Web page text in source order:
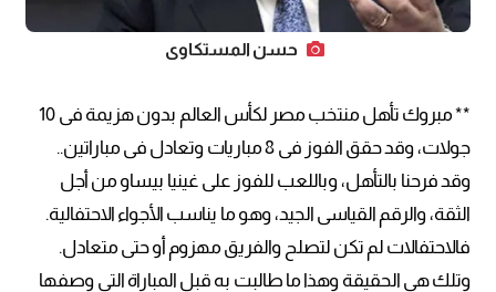
حسن المستكاوي
** مبروك تأهل منتخب مصر لكأس العالم بدون هزيمة فى 10
جولات، وقد حقق الفوز فى 8 مباريات وتعادل فى مباراتين..
وقد فرحنا بالتأهل، وباللعب للفوز على غينيا بيساو من أجل
الثقة، والرقم القياسى الجيد، وهو ما يناسب الأجواء الاحتفالية.
فالاحتفالات لم تكن لتصلح والفريق مهزوم أو حتى متعادل.
وتلك هى الحقيقة وهذا ما طالبت به قبل المباراة التى وصفها